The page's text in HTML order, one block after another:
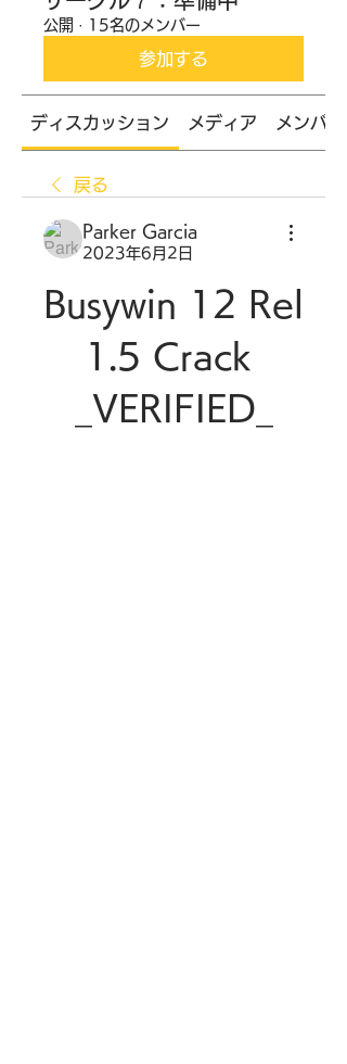
公開 · 15名のメンバー
参加する
ディスカッション メディア メンバー
戻る
Parker Garcia
2023年6月2日
Busywin 12 Rel
1.5 Crack
_VERIFIED_